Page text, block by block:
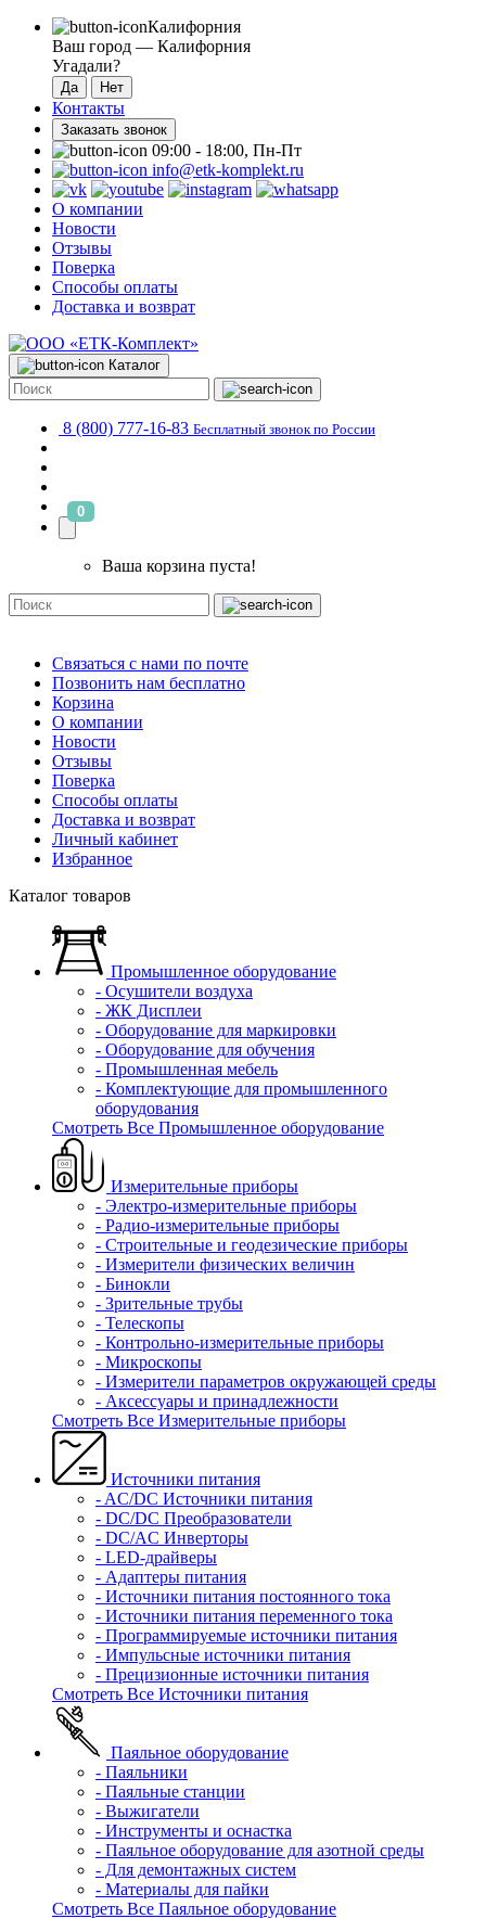
Калифорния
Ваш город — Калифорния
Угадали?
Контакты
Заказать звонок
09:00 - 18:00, Пн-Пт
info@etk-komplekt.ru
О компании
Новости
Отзывы
Поверка
Способы оплаты
Доставка и возврат
Каталог
8 (800) 777-16-83 Бесплатный звонок по России
0
Ваша корзина пуста!
Связаться с нами по почте
Позвонить нам бесплатно
Корзина
О компании
Новости
Отзывы
Поверка
Способы оплаты
Доставка и возврат
Личный кабинет
Избранное
Каталог товаров
Промышленное оборудование
- Осушители воздуха
- ЖК Дисплеи
- Оборудование для маркировки
- Оборудование для обучения
- Промышленная мебель
- Комплектующие для промышленного
оборудования
Смотреть Все Промышленное оборудование
Измерительные приборы
- Электро-измерительные приборы
- Радио-измерительные приборы
- Строительные и геодезические приборы
- Измерители физических величин
- Бинокли
- Зрительные трубы
- Телескопы
- Контрольно-измерительные приборы
- Микроскопы
- Измерители параметров окружающей среды
- Аксессуары и принадлежности
Смотреть Все Измерительные приборы
Источники питания
- AC/DC Источники питания
- DC/DC Преобразователи
- DC/AC Инверторы
- LED-драйверы
- Адаптеры питания
- Источники питания постоянного тока
- Источники питания переменного тока
- Программируемые источники питания
- Импульсные источники питания
- Прецизионные источники питания
Смотреть Все Источники питания
Паяльное оборудование
- Паяльники
- Паяльные станции
- Выжигатели
- Инструменты и оснастка
- Паяльное оборудование для азотной среды
- Для демонтажных систем
- Материалы для пайки
Смотреть Все Паяльное оборудование